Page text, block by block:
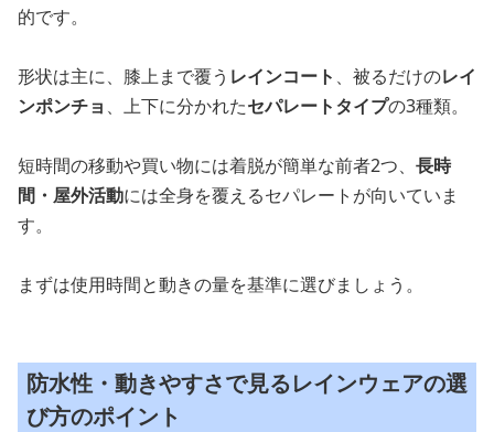
的です。
形状は主に、膝上まで覆う レインコート 、被るだけのレイ
ンポンチョ 、上下に分かれたセパレートタイプの3種類。
短時間の移動や買い物には着脱が簡単な前者2つ、 長時
間・屋外活動には全身を覆えるセパレートが向いていま
す。
まずは使用時間と動きの量を基準に選びましょう。
防水性・動きやすさで見るレインウェアの選
び方のポイント